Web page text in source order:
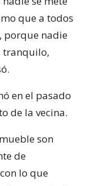
que a todos
porque nadie
tranquilo,
en el pasado
de la vecina.
son
de
lo que